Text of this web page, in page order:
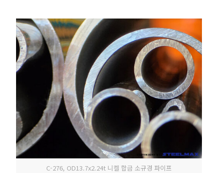
C-276, OD13.7x2.24t 니켈 합금 소규경 파이프